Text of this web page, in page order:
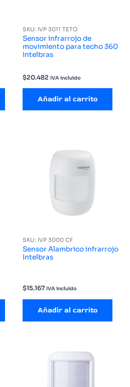
SKU: IVP 3011 TETO
Sensor infrarrojo de
movimiento para techo 360
Intelbras
$20.482 IVA incluido
Añadir al carrito
SKU: IVP 3000 CF
Sensor Alambrico infrarrojo
Intelbras
$15.167 IVA incluido
Añadir al carrito